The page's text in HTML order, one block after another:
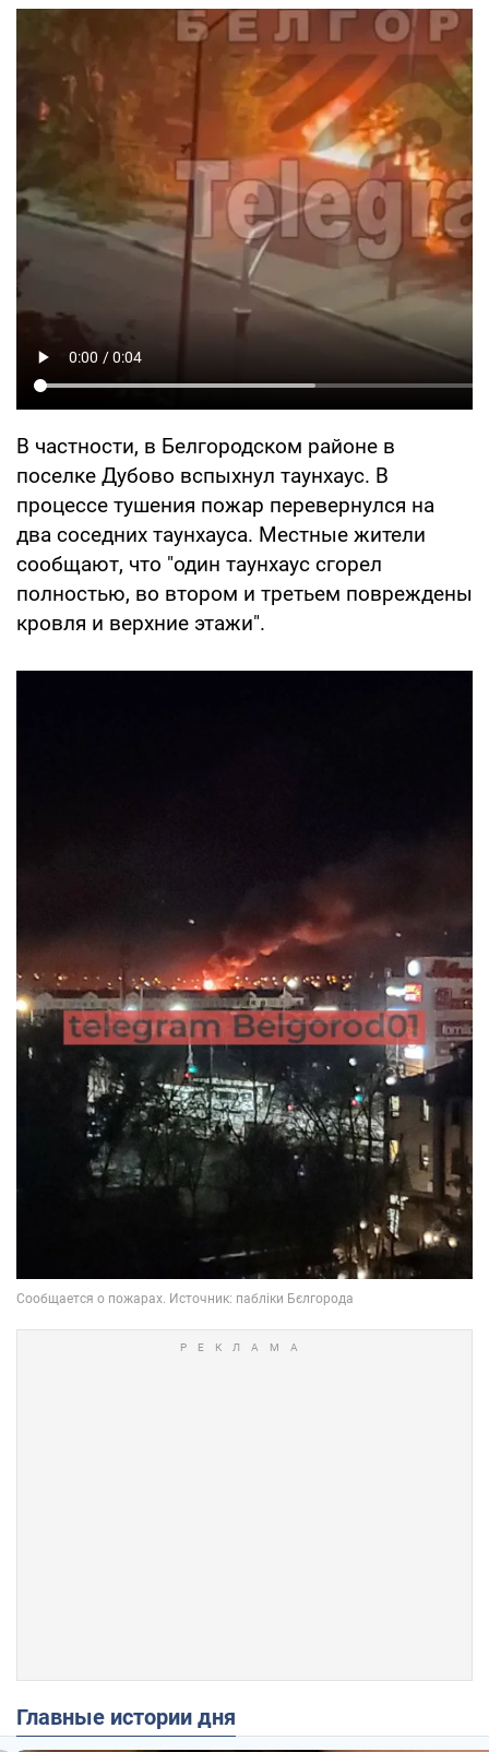
В частности, в Белгородском районе в
поселке Дубово вспыхнул таунхаус. В
процессе тушения пожар перевернулся на
два соседних таунхауса. Местные жители
сообщают, что "один таунхаус сгорел
полностью, во втором и третьем повреждены
кровля и верхние этажи".
Главные истории дня